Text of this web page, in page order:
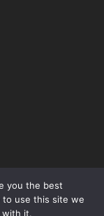
you the best
use this site we
with it.